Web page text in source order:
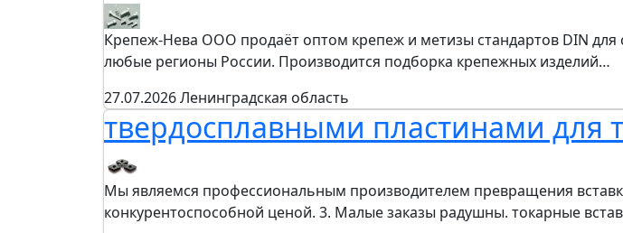
Крепеж-Нева ООО продаёт оптом крепеж и метизы стандартов DIN для
любые регионы России. Производится подборка крепежных изделий…
27.07.2026Ленинградская область
твердосплавными пластинами для
Мы являемся профессиональным производителем превращения
конкурентоспособной ценой. 3. Малые заказы радушны. токарные